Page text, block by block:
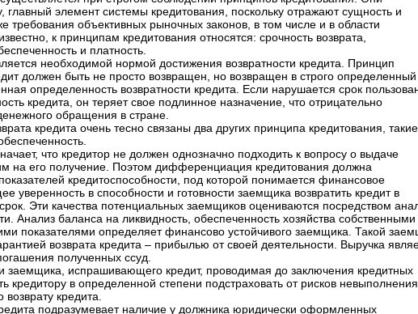
главный элемент системы кредитования, поскольку отражают сущность и
требования объективных рыночных законов, в том числе и в области
к принципам кредитования относятся: срочность возврата,
и платность.
необходимой нормой достижения возвратности кредита. Принцип
должен быть не просто возвращен, но возвращен в строго определенный
определенность возвратности кредита. Если нарушается срок
кредита, он теряет свое подлинное назначение, что отрицательно
обращения в стране.
кредита очень тесно связаны два других принципа кредитования,
что кредитор не должен однозначно подходить к вопросу о выдаче
на его получение. Поэтом дифференциация кредитования должна
кредитоспособности, под которой понимается финансовое
уверенность в способности и готовности заемщика возвратить кредит в
Эти качества потенциальных заемщиков оцениваются посредством
Анализ баланса на ликвидность, обеспеченность хозяйства собственными
показателями определяет финансово устойчивого заемщика. Такой
возврата кредита – прибылью от своей деятельности. Выручка
полученных ссуд.
заемщика, испрашивающего кредит, проводимая до заключения кредитных
кредитору в определенной степени подстраховать от рисков невыполнения
кредита.
подразумевает наличие у должника юридически оформленных